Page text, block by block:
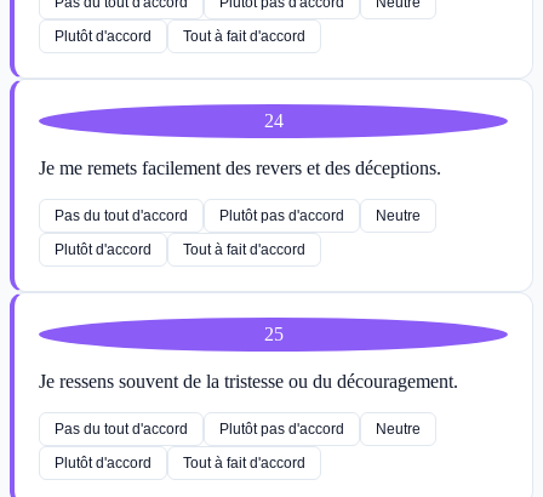
Plutôt d'accord
Tout à fait d'accord
24
Je me remets facilement des revers et des déceptions.
Pas du tout d'accord Plutôt pas d'accord
Neutre
Plutôt d'accord
Tout à fait d'accord
25
Je ressens souvent de la tristesse ou du découragement.
Pas du tout d'accord Plutôt pas d'accord
Neutre
Plutôt d'accord
Tout à fait d'accord